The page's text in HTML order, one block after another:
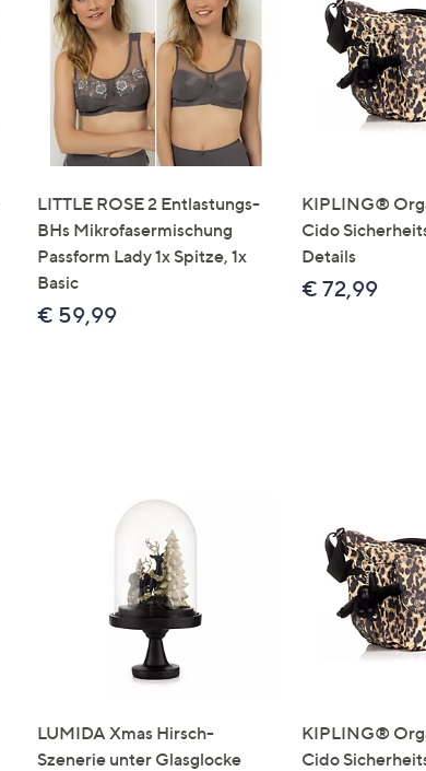
Touch-
Geräten
nach
links
bzw.
rechts,
um
diese
anzuzeigen.
LITTLE ROSE 2 Entlastungs-
BHs Mikrofasermischung
Passform Lady 1x Spitze, 1x
Basic
€ 59,99
KIPLING®
Cido
Details
€ 72,99
LUMIDA Xmas Hirsch-
Szenerie unter Glasglocke
KIPLING®
Cido